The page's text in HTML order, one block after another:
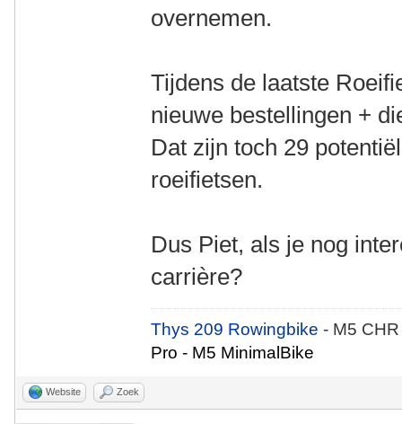
overnemen.
Tijdens de laatste
nieuwe bestellingen +
Dat zijn toch 29
roeifietsen.
Dus Piet, als je nog
carrière?
Thys 209 Rowingbike- M5
Pro - M5 MinimalBike
Website Zoek